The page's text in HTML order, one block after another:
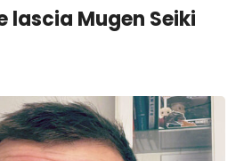
lascia Mugen Seiki